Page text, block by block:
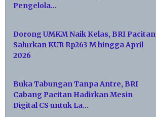
Pengelola…
Dorong UMKM Naik Kelas, BRI Pacitan
Salurkan KUR Rp263 M hingga April
2026
Buka Tabungan Tanpa Antre, BRI
Cabang Pacitan Hadirkan Mesin
Digital CS untuk La…